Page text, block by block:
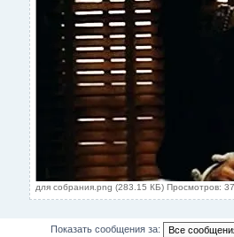
для собрания.png (283.15 КБ) Просмотров:
Показать сообщения за: